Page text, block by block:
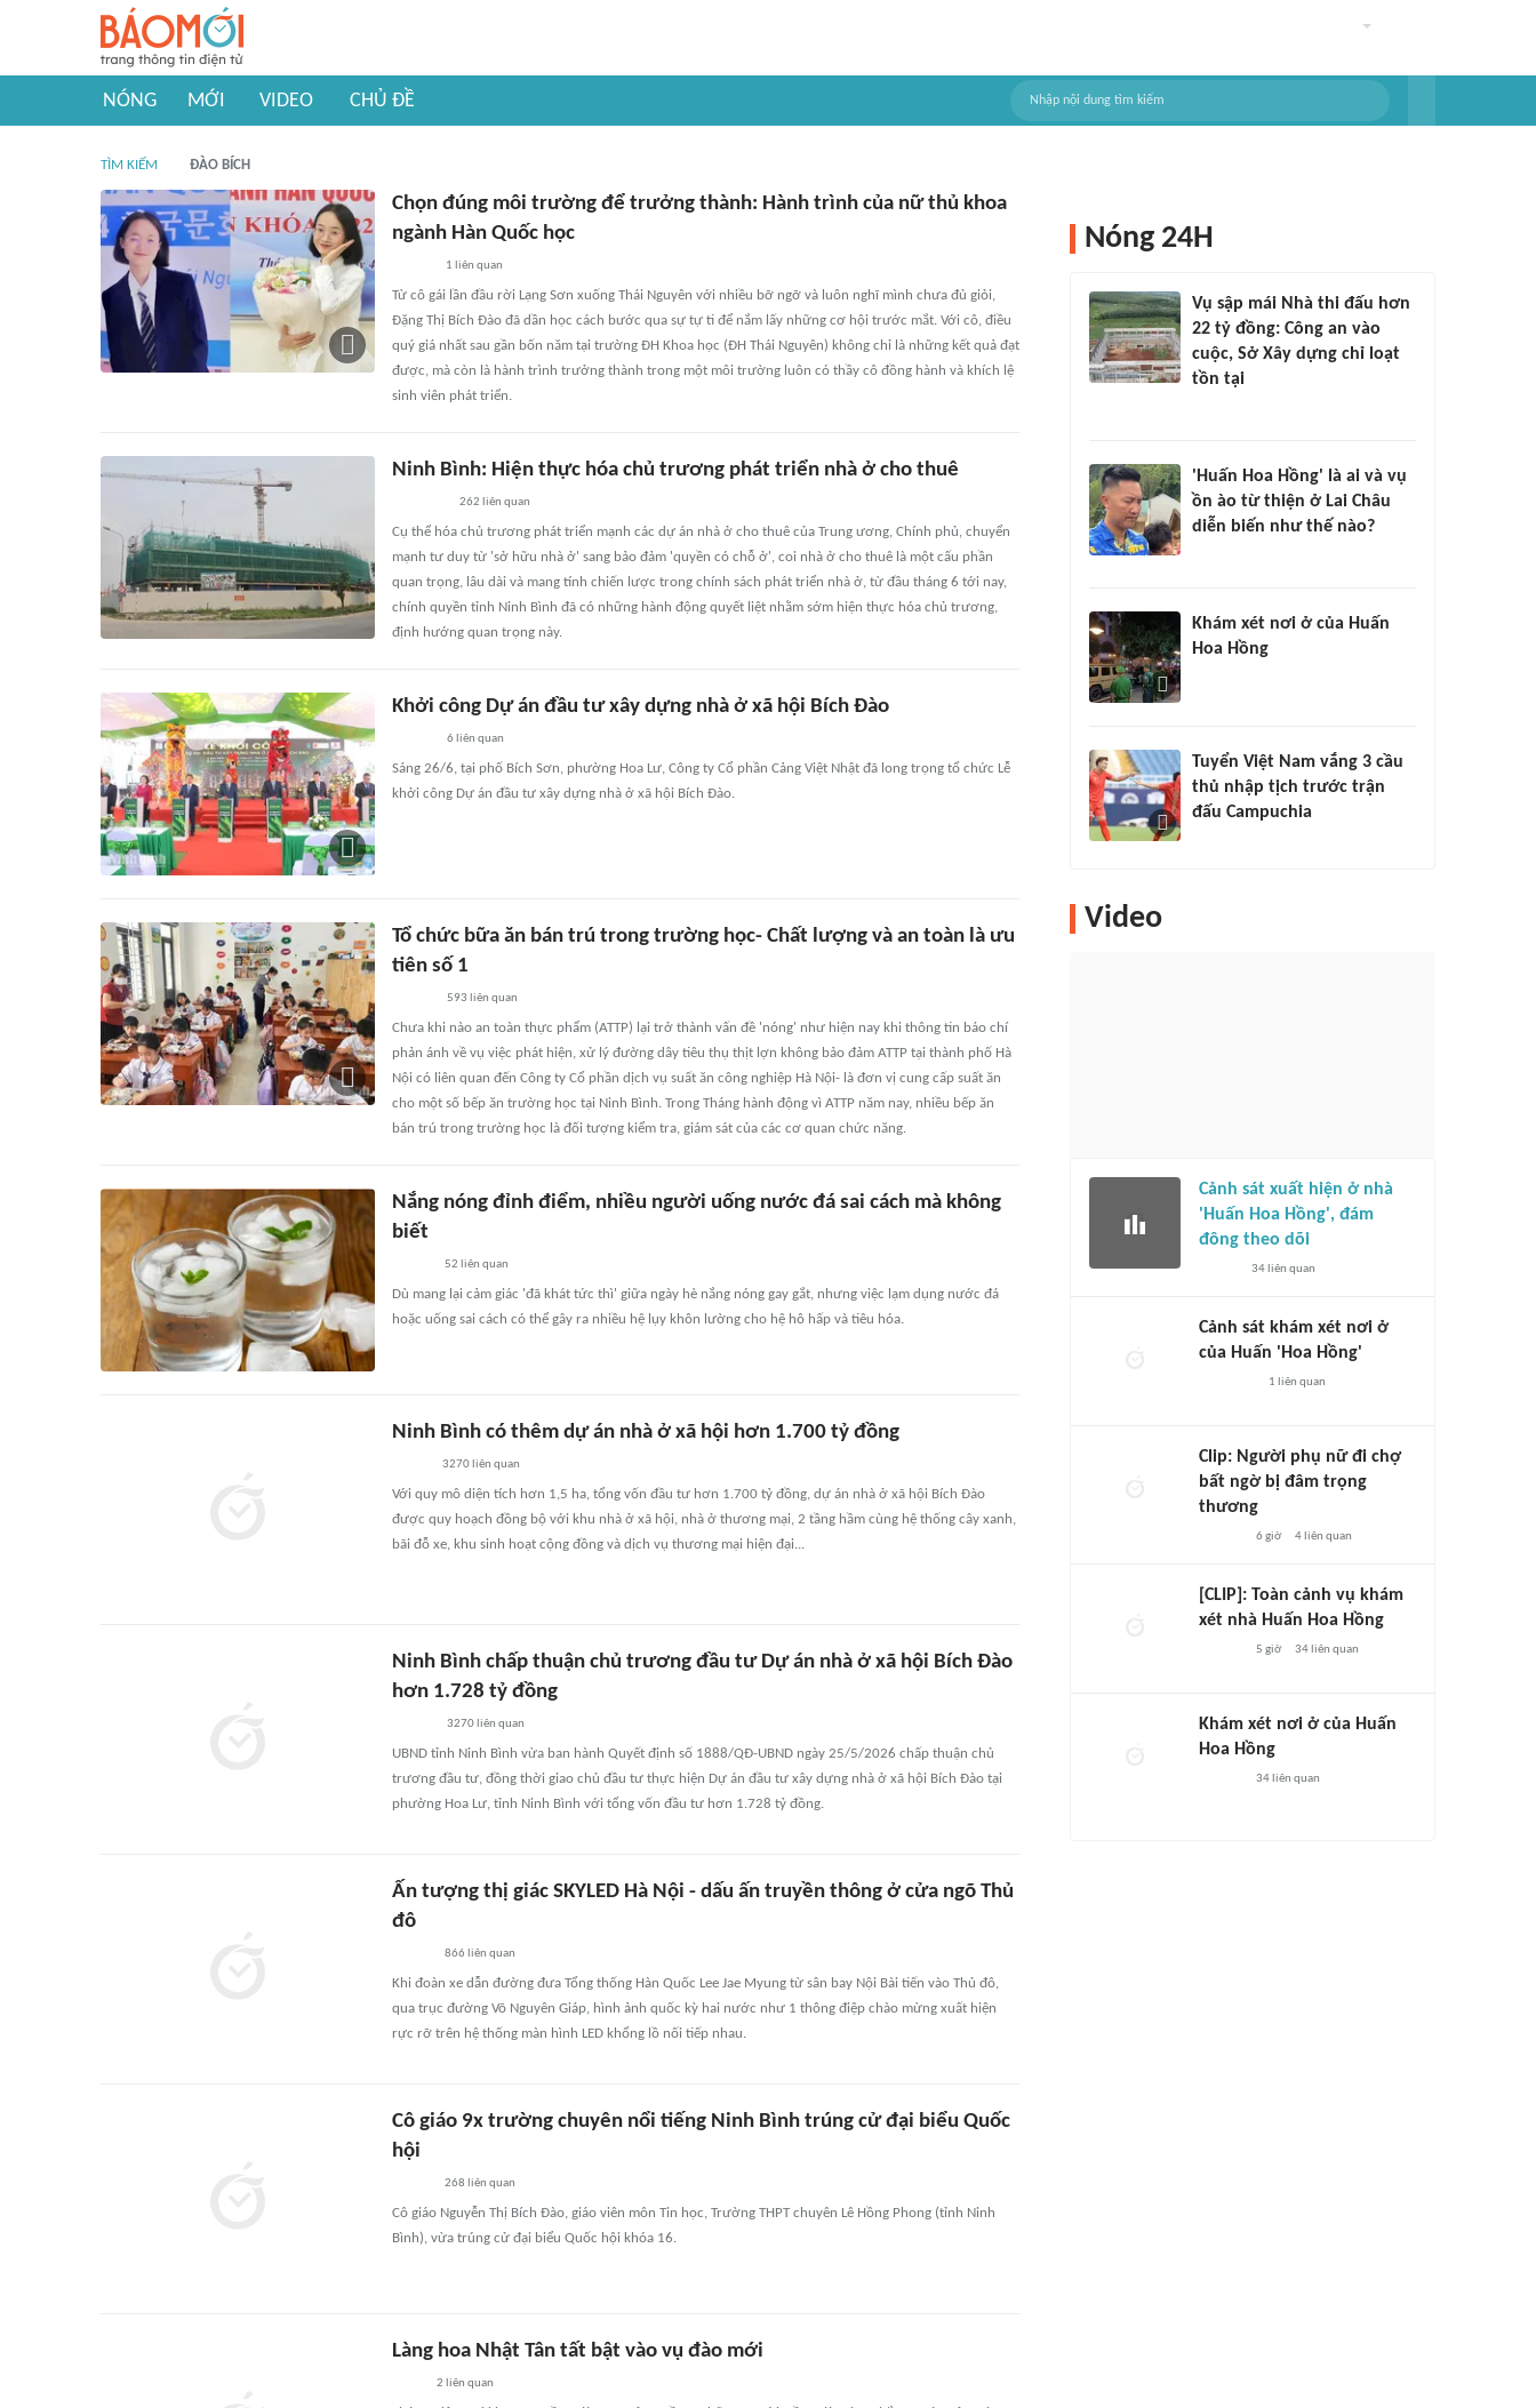
NÓNG MỚI VIDEO CHỦ ĐỀ
TÌM KIẾM ĐÀO BÍCH
Chọn đúng môi trường để trưởng thành: Hành trình của nữ thủ khoa
ngành Hàn Quốc học
1 liên quan
Từ cô gái lần đầu rời Lạng Sơn xuống Thái Nguyên với nhiều bỡ ngỡ và luôn nghĩ mình chưa đủ giỏi,
Đặng Thị Bích Đào đã dần học cách bước qua sự tự ti để nắm lấy những cơ hội trước mắt. Với cô, điều
quý giá nhất sau gần bốn năm tại trường ĐH Khoa học (ĐH Thái Nguyên) không chỉ là những kết quả đạt
được, mà còn là hành trình trưởng thành trong một môi trường luôn có thầy cô đồng hành và khích lệ
sinh viên phát triển.
Ninh Bình: Hiện thực hóa chủ trương phát triển nhà ở cho thuê
262 liên quan
Cụ thể hóa chủ trương phát triển mạnh các dự án nhà ở cho thuê của Trung ương, Chính phủ, chuyển
mạnh tư duy từ 'sở hữu nhà ở' sang bảo đảm 'quyền có chỗ ở', coi nhà ở cho thuê là một cấu phần
quan trọng, lâu dài và mang tính chiến lược trong chính sách phát triển nhà ở, từ đầu tháng 6 tới nay,
chính quyền tỉnh Ninh Bình đã có những hành động quyết liệt nhằm sớm hiện thực hóa chủ trương,
định hướng quan trọng này.
Khởi công Dự án đầu tư xây dựng nhà ở xã hội Bích Đào
6 liên quan
Sáng 26/6, tại phố Bích Sơn, phường Hoa Lư, Công ty Cổ phần Cảng Việt Nhật đã long trọng tổ chức Lễ
khởi công Dự án đầu tư xây dựng nhà ở xã hội Bích Đào.
Tổ chức bữa ăn bán trú trong trường học- Chất lượng và an toàn là ưu
tiên số 1
593 liên quan
Chưa khi nào an toàn thực phẩm (ATTP) lại trở thành vấn đề 'nóng' như hiện nay khi thông tin báo chí
phản ánh về vụ việc phát hiện, xử lý đường dây tiêu thụ thịt lợn không bảo đảm ATTP tại thành phố Hà
Nội có liên quan đến Công ty Cổ phần dịch vụ suất ăn công nghiệp Hà Nội- là đơn vị cung cấp suất ăn
cho một số bếp ăn trường học tại Ninh Bình. Trong Tháng hành động vì ATTP năm nay, nhiều bếp ăn
bán trú trong trường học là đối tượng kiểm tra, giám sát của các cơ quan chức năng.
Nắng nóng đỉnh điểm, nhiều người uống nước đá sai cách mà không
biết
52 liên quan
Dù mang lại cảm giác 'đã khát tức thì' giữa ngày hè nắng nóng gay gắt, nhưng việc lạm dụng nước đá
hoặc uống sai cách có thể gây ra nhiều hệ lụy khôn lường cho hệ hô hấp và tiêu hóa.
Ninh Bình có thêm dự án nhà ở xã hội hơn 1.700 tỷ đồng
3270 liên quan
Với quy mô diện tích hơn 1,5 ha, tổng vốn đầu tư hơn 1.700 tỷ đồng, dự án nhà ở xã hội Bích Đào
được quy hoạch đồng bộ với khu nhà ở xã hội, nhà ở thương mại, 2 tầng hầm cùng hệ thống cây xanh,
bãi đỗ xe, khu sinh hoạt cộng đồng và dịch vụ thương mại hiện đại...
Ninh Bình chấp thuận chủ trương đầu tư Dự án nhà ở xã hội Bích Đào
hơn 1.728 tỷ đồng
3270 liên quan
UBND tỉnh Ninh Bình vừa ban hành Quyết định số 1888/QĐ-UBND ngày 25/5/2026 chấp thuận chủ
trương đầu tư, đồng thời giao chủ đầu tư thực hiện Dự án đầu tư xây dựng nhà ở xã hội Bích Đào tại
phường Hoa Lư, tỉnh Ninh Bình với tổng vốn đầu tư hơn 1.728 tỷ đồng.
Ấn tượng thị giác SKYLED Hà Nội - dấu ấn truyền thông ở cửa ngõ Thủ
đô
866 liên quan
Khi đoàn xe dẫn đường đưa Tổng thống Hàn Quốc Lee Jae Myung từ sân bay Nội Bài tiến vào Thủ đô,
qua trục đường Võ Nguyên Giáp, hình ảnh quốc kỳ hai nước như 1 thông điệp chào mừng xuất hiện
rực rỡ trên hệ thống màn hình LED khổng lồ nối tiếp nhau.
Cô giáo 9x trường chuyên nổi tiếng Ninh Bình trúng cử đại biểu Quốc
hội
268 liên quan
Cô giáo Nguyễn Thị Bích Đào, giáo viên môn Tin học, Trường THPT chuyên Lê Hồng Phong (tỉnh Ninh
Bình), vừa trúng cử đại biểu Quốc hội khóa 16.
Làng hoa Nhật Tân tất bật vào vụ đào mới
2 liên quan
Nóng 24H
Vụ sập mái Nhà thi đấu hơn
22 tỷ đồng: Công an vào
cuộc, Sở Xây dựng chỉ loạt
tồn tại
'Huấn Hoa Hồng' là ai và vụ
ồn ào từ thiện ở Lai Châu
diễn biến như thế nào?
Khám xét nơi ở của Huấn
Hoa Hồng
Tuyển Việt Nam vắng 3 cầu
thủ nhập tịch trước trận
đấu Campuchia
Video
Cảnh sát xuất hiện ở nhà
'Huấn Hoa Hồng', đám
đông theo dõi
34liên quan
Cảnh sát khám xét nơi ở
của Huấn 'Hoa Hồng'
1 liên quan
Clip: Người phụ nữ đi chợ
bất ngờ bị đâm trọng
thương
6 giờ 4liên quan
[CLIP]: Toàn cảnh vụ khám
xét nhà Huấn Hoa Hồng
5 giờ 34liên quan
Khám xét nơi ở của Huấn
Hoa Hồng
34liên quan